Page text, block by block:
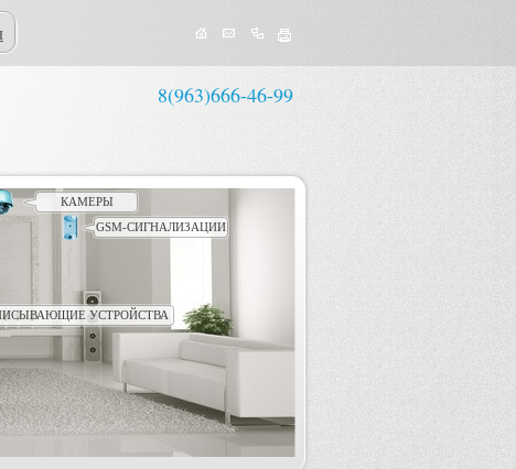
8(963)666-46-99
КАМЕРЫ
GSM-СИГНАЛИЗАЦИИ
УСТРОЙСТВА